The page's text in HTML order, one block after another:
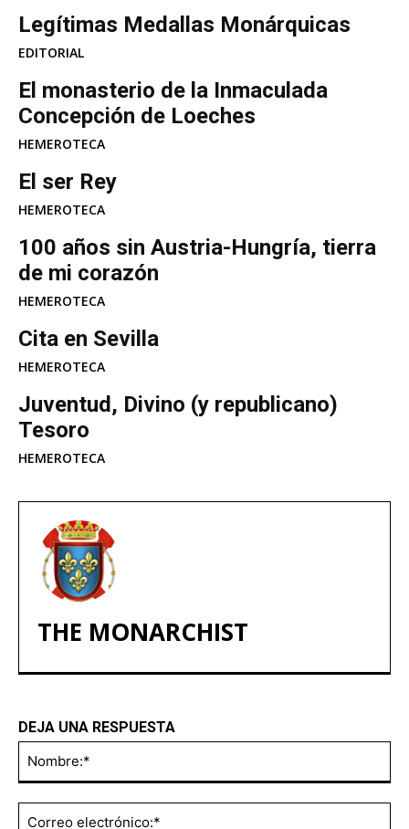
Legítimas Medallas Monárquicas
EDITORIAL
​El monasterio de la Inmaculada
Concepción de Loeches
HEMEROTECA
El ser Rey
HEMEROTECA
100 años sin Austria-Hungría, tierra
de mi corazón
HEMEROTECA
Cita en Sevilla
HEMEROTECA
Juventud, Divino (y republicano)
Tesoro
HEMEROTECA
THE MONARCHIST
DEJA UNA RESPUESTA